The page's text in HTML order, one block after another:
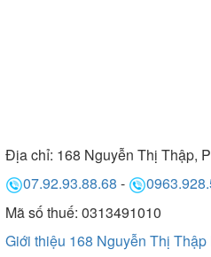
Địa chỉ: 168 Nguyễn Thị Thập,
07.92.93.88.68 -
Mã số thuế: 0313491010
Giới thiệu 168 Nguyễn Thị Thập